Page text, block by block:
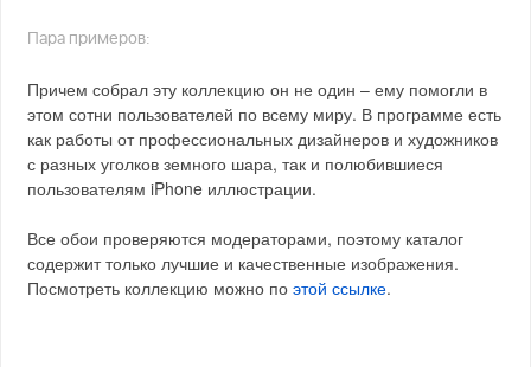
Пара примеров:
Причем собрал эту коллекцию он не один – ему помогли в
этом сотни пользователей по всему миру. В программе есть
как работы от профессиональных дизайнеров и художников
с разных уголков земного шара, так и полюбившиеся
пользователям iPhone иллюстрации.
Все обои проверяются модераторами, поэтому каталог
содержит только лучшие и качественные изображения.
Посмотреть коллекцию можно поэтой ссылке.